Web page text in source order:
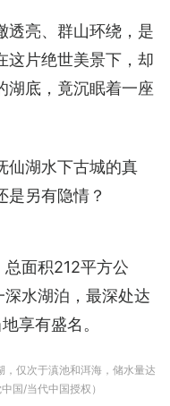
透亮、群山环绕，是
这片绝世美景下，却
湖底，竟沉眠着一座
仙湖水下古城的真
是另有隐情？
面积212平方公
水湖泊，最深处达
享有盛名。
仅次于滇池和洱海，储水量达
国/当代中国授权）